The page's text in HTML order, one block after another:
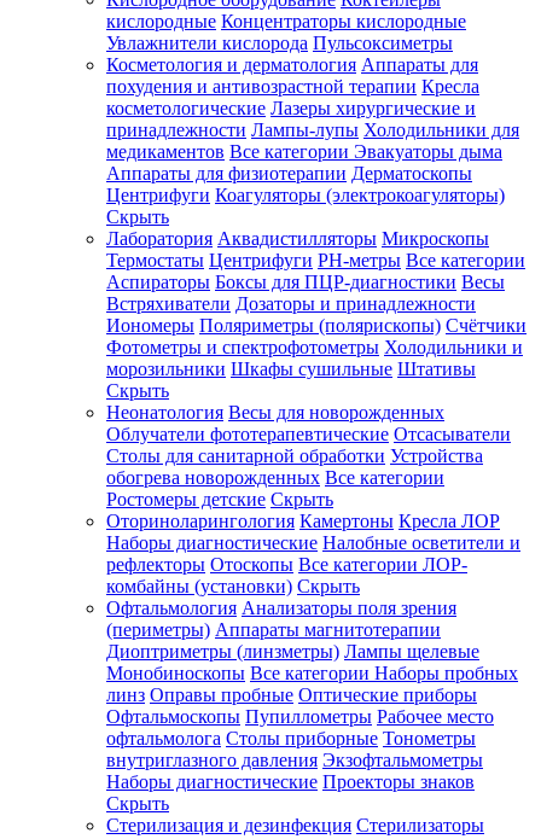
Зарегистрироваться
Зачем
регистрироваться?
Все
покупки
одном
месте
Личный
менеджер
Отслеживание
статуса
заказа
кислородные Концентраторы кислородные
Увлажнители кислорода Пульсоксиметры
Косметология и дерматология Аппараты для
похудения и антивозрастной терапии Кресла
косметологические Лазеры хирургические и
принадлежности Лампы-лупы Холодильники для
медикаментов Все категории Эвакуаторы дыма
Аппараты для физиотерапии Дерматоскопы
Центрифуги Коагуляторы (электрокоагуляторы)
Скрыть
Лаборатория Аквадистилляторы Микроскопы
Термостаты Центрифуги PH-метры Все категории
Аспираторы Боксы для ПЦР-диагностики Весы
Встряхиватели Дозаторы и принадлежности
Иономеры Поляриметры (полярископы) Счётчики
Фотометры и спектрофотометры Холодильники и
морозильники Шкафы сушильные Штативы
Скрыть
Неонатология Весы для новорожденных
Облучатели фототерапевтические Отсасыватели
Столы для санитарной обработки Устройства
обогрева новорожденных Все категории
Ростомеры детские Скрыть
Оториноларингология Камертоны Кресла ЛОР
Наборы диагностические Налобные осветители и
рефлекторы Отоскопы Все категории ЛОР-
комбайны (установки) Скрыть
Офтальмология Анализаторы поля зрения
(периметры) Аппараты магнитотерапии
Диоптриметры (линзметры) Лампы щелевые
Монобиноскопы Все категории Наборы пробных
линз Оправы пробные Оптические приборы
Офтальмоскопы Пупиллометры Рабочее место
офтальмолога Столы приборные Тонометры
внутриглазного давления Экзофтальмометры
Наборы диагностические Проекторы знаков
Скрыть
Стерилизация и дезинфекция Стерилизаторы